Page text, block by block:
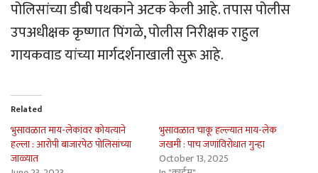
पोलिसांच्या डीबी पथकाने अटक केली आहे. तपास पोलीस
उपअधीक्षक कृष्णात पिंगळे, पोलीस निरीक्षक राहुल
गायकवाड यांच्या मार्गदर्शनाखाली सुरू आहे.
Related
भुसावळात माय-लेकांवर कोयत्याने
हल्ला : आरोपी बाजारपेठ पोलिसांच्या
जाळ्यात
भुसावळात चाकू हल्ल्यात माय-लेक
जखमी : पाच जणांविरोधात गुन्हा
October 13, 2025